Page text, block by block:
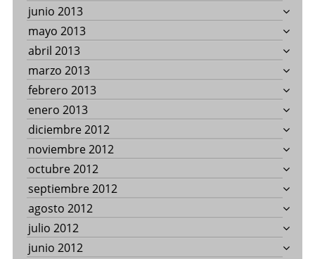
junio 2013
mayo 2013
abril 2013
marzo 2013
febrero 2013
enero 2013
diciembre 2012
noviembre 2012
octubre 2012
septiembre 2012
agosto 2012
julio 2012
junio 2012